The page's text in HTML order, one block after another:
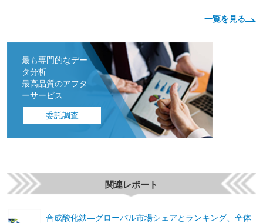
一覧を見る
最も専門的なデー
タ分析
最高品質のアフタ
ーサービス
委託調査
関連レポート
合成酸化鉄―グローバル市場シェアとランキング、全体